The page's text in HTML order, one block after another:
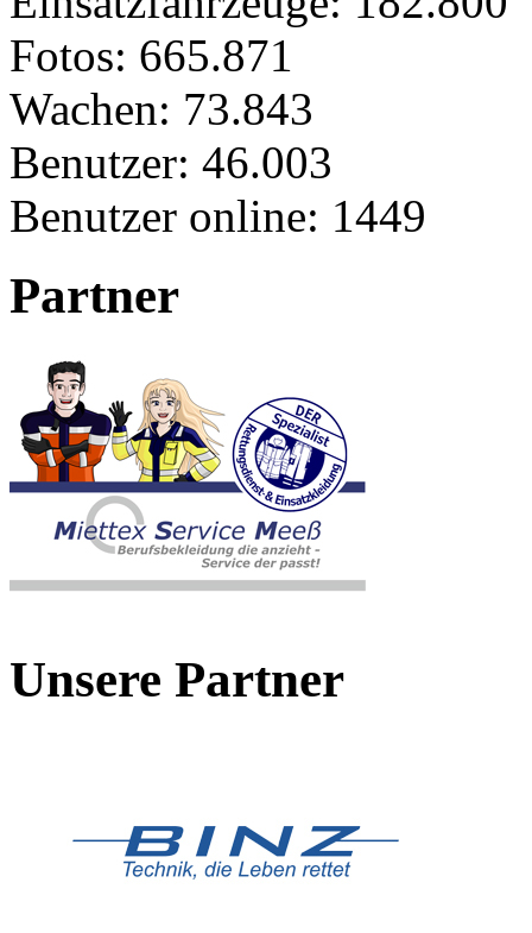
Fotos: 665.871
Wachen: 73.843
Benutzer: 46.003
Benutzer online: 1449
Partner
Unsere Partner